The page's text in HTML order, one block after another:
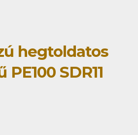
hegtoldatos
SDR11